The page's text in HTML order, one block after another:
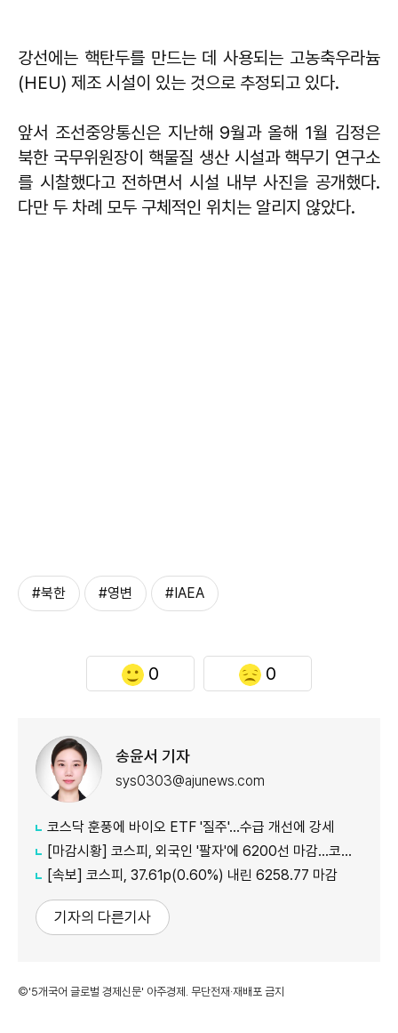
강선에는 핵탄두를 만드는 데 사용되는 고농축우라늄
(HEU) 제조 시설이 있는 것으로 추정되고 있다.
앞서 조선중앙통신은 지난해 9월과 올해 1월 김정은
북한 국무위원장이 핵물질 생산 시설과 핵무기 연구소
를 시찰했다고 전하면서 시설 내부 사진을 공개했다.
다만 두 차례 모두 구체적인 위치는 알리지 않았다.
#북한 #영변 #IAEA
0 0
송윤서 기자
sys0303@ajunews.com
코스닥 훈풍에 바이오 ETF '질주'…수급 개선에 강세
[마감시황] 코스피, 외국인 '팔자'에 6200선 마감…코스닥도 하락
[속보] 코스피, 37.61p(0.60%) 내린 6258.77 마감
기자의 다른기사
©'5개국어 글로벌 경제신문' 아주경제. 무단전재·재배포 금지